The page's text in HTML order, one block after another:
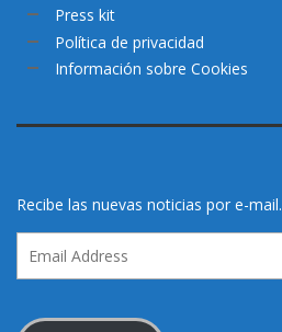
Press kit
Política de privacidad
Información sobre Cookies
Recibe las nuevas noticias por e-mail.
Address